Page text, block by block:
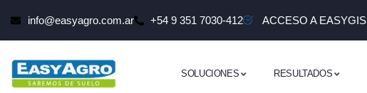
info@easyagro.com.ar +54 9 351 7030-412 ACCESO A EASYGIS
SOLUCIONES RESULTADOS